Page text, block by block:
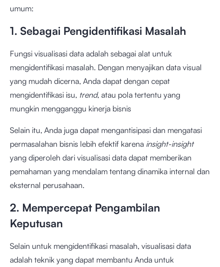
umum:
1. Sebagai Pengidentifikasi Masalah
Fungsi visualisasi data adalah sebagai alat untuk
mengidentifikasi masalah. Dengan menyajikan data visual
yang mudah dicerna, Anda dapat dengan cepat
mengidentifikasi isu, trend, atau pola tertentu yang
mungkin mengganggu kinerja bisnis
Selain itu, Anda juga dapat mengantisipasi dan mengatasi
permasalahan bisnis lebih efektif karena insight-insight
yang diperoleh dari visualisasi data dapat memberikan
pemahaman yang mendalam tentang dinamika internal dan
eksternal perusahaan.
2. Mempercepat Pengambilan
Keputusan
Selain untuk mengidentifikasi masalah, visualisasi data
adalah teknik yang dapat membantu Anda untuk